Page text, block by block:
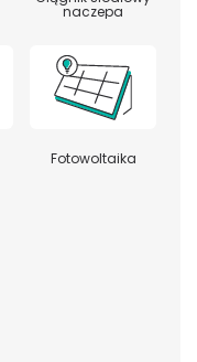
naczepa
Fotowoltaika